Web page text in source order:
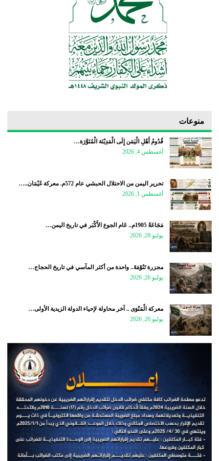
منوعات
قُدُومُ أَهْلِ الْيَمَن إِلَى الْمَدِيْنَة الْمُنَوَّرَة…
أغسطس 4, 2026
تحرير اليمن من الاحتلال الحبشي عام 572م. معركة غَيْمَان..…
أغسطس 1, 2026
مَجَاعَةُ 1905م.. عَام الجوع الأَكْبَر في تاريخ اليمن…
يوليو 28, 2026
مجزرة تَنُوْمَةَ.. واحدة من أكثر المآسي في تاريخ الحجاج…
يوليو 26, 2026
معركة الْمَنْوَى .. آخر محاولة لإحياء الدولة الزيدية الأولى…
يوليو 20, 2026